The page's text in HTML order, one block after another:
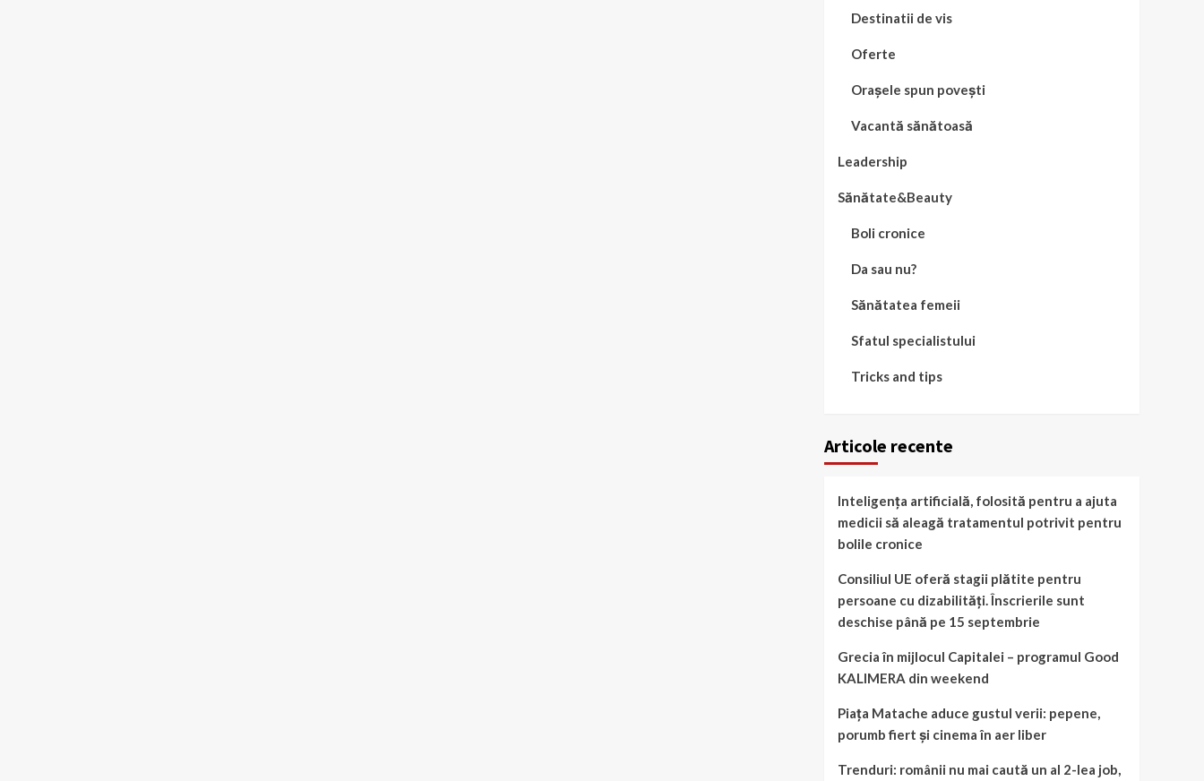
Destinatii de vis
Oferte
Orașele spun povești
Vacantă sănătoasă
Leadership
Sănătate&Beauty
Boli cronice
Da sau nu?
Sănătatea femeii
Sfatul specialistului
Tricks and tips
Articole recente
Inteligența artificială, folosită pentru a ajuta
medicii să aleagă tratamentul potrivit pentru
bolile cronice
Consiliul UE oferă stagii plătite pentru
persoane cu dizabilități. Înscrierile sunt
deschise până pe 15 septembrie
Grecia în mijlocul Capitalei – programul Good
KALIMERA din weekend
Piața Matache aduce gustul verii: pepene,
porumb fiert și cinema în aer liber
Trenduri: românii nu mai caută un al 2-lea job,